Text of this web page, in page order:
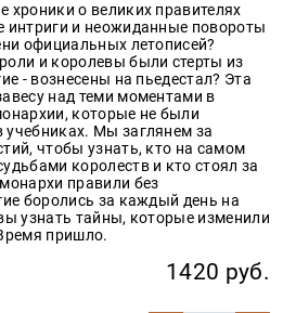
хроники о великих правителях
интриги и неожиданные повороты
официальных летописей?
и королевы были стерты из
- вознесены на пьедестал? Эта
над теми моментами в
которые не были
Мы заглянем за
чтобы узнать, кто на самом
королеств и кто стоял за
правили без
боролись за каждый день на
узнать тайны, которые изменили
пришло.
1420 руб.